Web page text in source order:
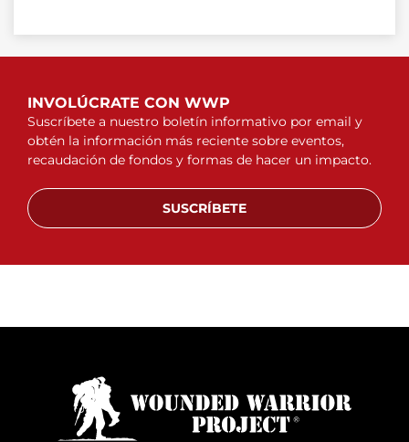
INVOLÚCRATE CON WWP
Suscríbete a nuestro boletín informativo por email y
obtén la información más reciente sobre eventos,
recaudación de fondos y formas de hacer un impacto.
SUSCRÍBETE